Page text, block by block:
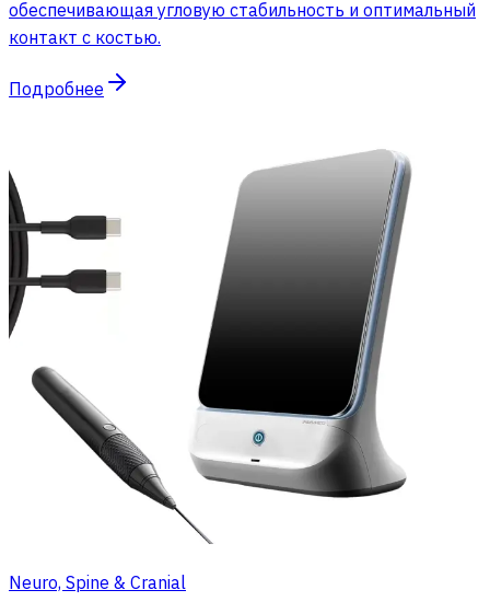
обеспечивающая угловую стабильность и оптимальный
контакт с костью.
Подробнее
Neuro, Spine & Cranial